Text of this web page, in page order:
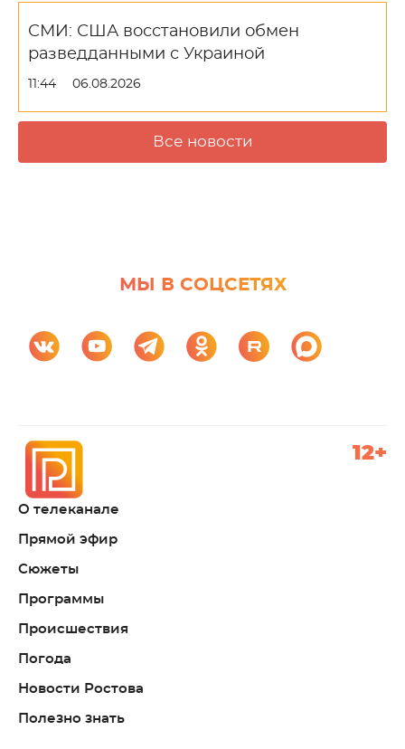
СМИ: США восстановили обмен
разведданными с Украиной
11:44 06.08.2026
Все новости
МЫ В СОЦСЕТЯХ
О телеканале
Прямой эфир
Сюжеты
Программы
Происшествия
Погода
Новости Ростова
Полезно знать
12+